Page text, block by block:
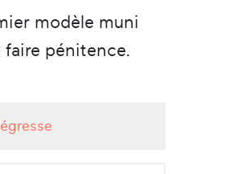
modèle muni
faire pénitence.